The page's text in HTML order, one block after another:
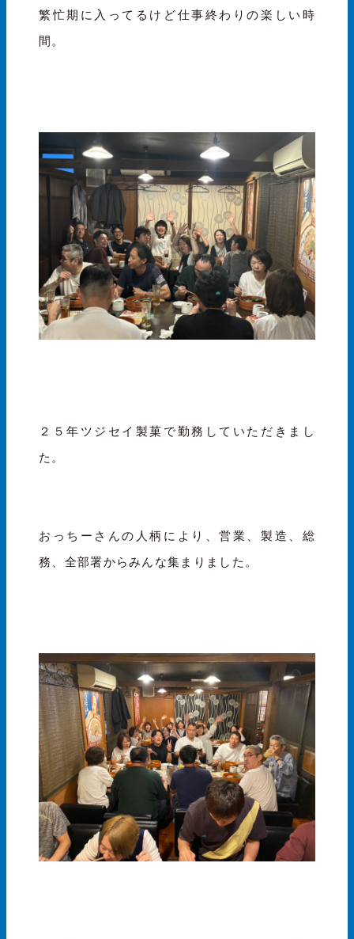
繁忙期に入ってるけど仕事終わりの楽しい時
間。
２５年ツジセイ製菓で勤務していただきまし
た。
おっちーさんの人柄により、営業、製造、総
務、全部署からみんな集まりました。